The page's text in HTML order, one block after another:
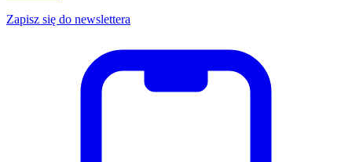
Zapisz się do newslettera